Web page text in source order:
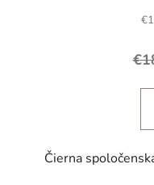
Čierna